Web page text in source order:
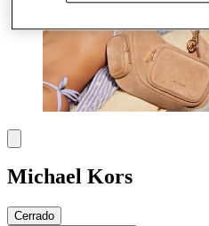
Michael Kors
Cerrado